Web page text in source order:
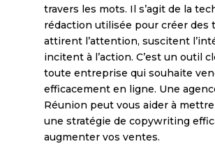
travers les mots. Il s’agit de la
rédaction utilisée pour créer des
attirent l’attention, suscitent
incitent à l’action. C’est un outil
toute entreprise qui souhaite
efficacement en ligne. Une
Réunion peut vous aider à
une stratégie de copywriting
augmenter vos ventes.